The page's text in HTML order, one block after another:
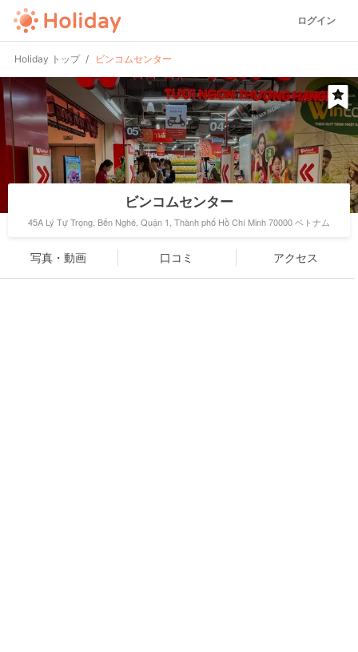
ログイン
Holiday トップ ビンコムセンター
ビンコムセンター
45A Lý Tự Trọng, Bến Nghé, Quận 1, Thành phố Hồ Chí Minh 70000 ベトナム
写真・動画 口コミ アクセス